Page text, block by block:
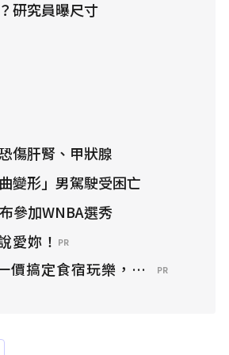
研究員曝尺寸
傷肝腎、甲狀腺
變形」男駕駛受困亡
參加WNBA選秀
愛妳！ PR
搞定食宿玩樂，省錢更省心！
PR